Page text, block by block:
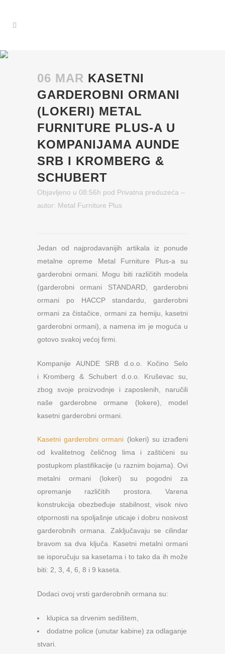
06 MAR KASETNI
GARDEROBNI ORMANI
(LOKERI) METAL
FURNITURE PLUS-A U
KOMPANIJAMA AUNDE
SRB I KROMBERG &
SCHUBERT
Objavljeno u 08:56h pod Privatna preduzeća –
autor: Metal Furniture Plus
Jedan od najprodavanijih artikala iz ponude
metalne opreme Metal Furniture Plus-a su
garderobni ormani. Mogu biti različitih modela
(garderobni ormani STANDARD, garderobni
ormani po HACCP standardu, garderobni
ormani za čistačice, ormani za hemiju, kasetni
garderobni ormani), a namena im je moguća u
gotovo svakoj većoj firmi.
Kompanije AUNDE SRB d.o.o. Kočino Selo
i Kromberg & Schubert d.o.o. Kruševac su,
zbog svoje proizvodnje i zaposlenih, naručili
naše garderobne ormane (lokere), model
kasetni garderobni ormani.
Kasetni garderobni ormani (lokeri) su izrađeni
od kvalitetnog čeličnog lima i zaštićeni su
postupkom plastifikacije (u raznim bojama). Ovi
metalni ormani (lokeri) su pogodni za
opremanje različitih prostora. Varena
konstrukcija obezbeđuje stabilnost, visok nivo
otpornosti na spoljašnje uticaje i dobru nosivost
garderobnih ormana. Zaključavaju se cilindar
bravom sa dva ključa. Kasetni metalni ormani
se isporučuju sa kasetama i to tako da ih može
biti: 2, 3, 4, 6, 8 i 9 kaseta.
Dodaci ovoj vrsti garderobnih ormana su:
klupica sa drvenim sedištem,
dodatne police (unutar kabine) za odlaganje
stvari.